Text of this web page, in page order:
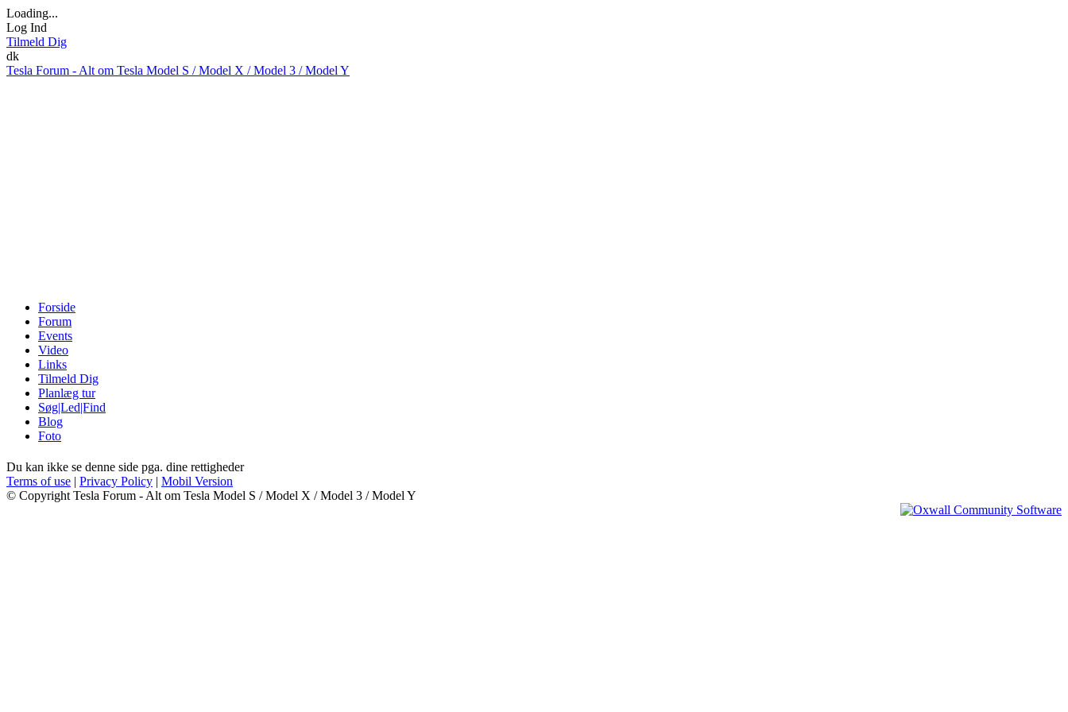
Loading...
Log Ind
Tilmeld Dig
dk
Tesla Forum - Alt om Tesla Model S / Model X / Model 3 / Model Y
Forside
Forum
Events
Video
Links
Tilmeld Dig
Planlæg tur
Søg|Led|Find
Blog
Foto
Du kan ikke se denne side pga. dine rettigheder
Terms of use | Privacy Policy | Mobil Version
© Copyright Tesla Forum - Alt om Tesla Model S / Model X / Model 3 / Model Y